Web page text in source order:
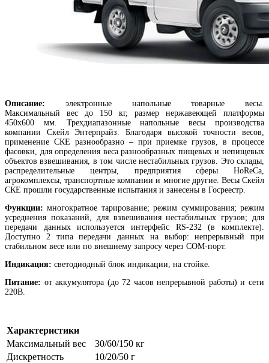
Описание: электронные напольные товарные весы.
Максимальный вес до 150 кг, размер нержавеющей платформы
450х600 мм. Трехдиапазонные напольные весы производства
компании Скейл Энтерпрайз. Благодаря высокой точности весов,
применение СКЕ разнообразно – при приемке грузов, в процессе
фасовки, для определения веса разнообразных пищевых и непищевых
объектов взвешивания, в том числе нестабильных грузов. Это склады,
распределительные центры, предприятия сферы HoReCa,
агрокомплексы, транспортные компании и многие другие. Весы Скейл
СКЕ прошли государственные испытания и занесены в Госреестр.
Функции: многократное тарирование; режим суммирования; режим
усреднения показаний, для взвешивания нестабильных грузов; для
передачи данных используется интерфейс RS-232 (в комплекте).
Доступно 2 типа передачи данных на выбор: непрерывный при
стабильном весе или по внешнему запросу через COM-порт.
Индикация: светодиодный блок индикации, на стойке.
Питание: от аккумулятора (до 72 часов непрерывной работы) и сети
220В.
Характеристики
Максимальный вес
30/60/150 кг
Дискретность
10/20/50 г